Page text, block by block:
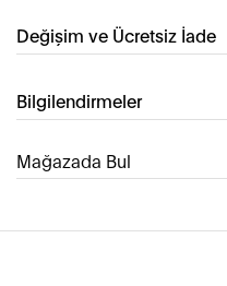
Değişim ve Ücretsiz İade
Bilgilendirmeler
Mağazada Bul